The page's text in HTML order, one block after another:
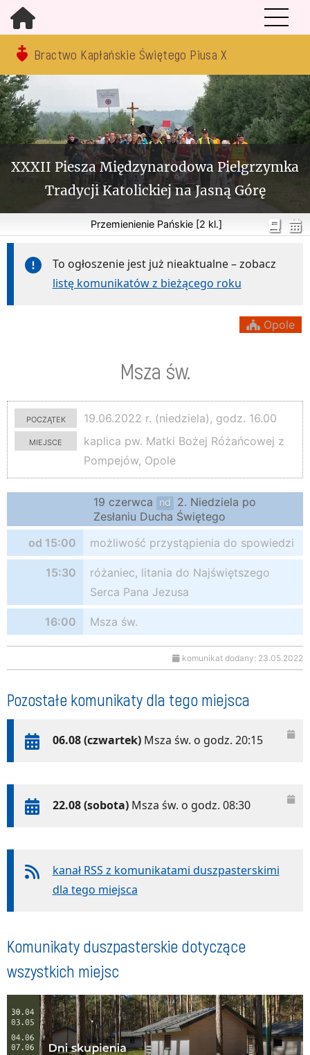
Bractwo Kapłańskie Świętego Piusa X
XXXII Piesza Międzynarodowa Pielgrzymka
Tradycji Katolickiej na Jasną Górę
Przemienienie Pańskie [2 kl.]
To ogłoszenie jest już nieaktualne – zobacz
listę komunikatów z bieżącego roku
Opole
Msza św.
początek
19.06.2022 r. (niedziela), godz. 16.00
miejsce
kaplica pw. Matki Bożej Różańcowej z
Pompejów, Opole
19 czerwca nd
2. Niedziela po
Zesłaniu Ducha Świętego
od 15:00
możliwość przystąpienia do spowiedzi
15:30
różaniec, litania do Najświętszego
Serca Pana Jezusa
16:00 Msza św.
komunikat dodany: 23.05.2022
Pozostałe komunikaty dla tego miejsca
06.08 (czwartek)Msza św. o godz. 20:15
22.08 (sobota)Msza św. o godz. 08:30
kanał RSS z komunikatami duszpasterskimi
dla tego miejsca
Komunikaty duszpasterskie dotyczące
wszystkich miejsc